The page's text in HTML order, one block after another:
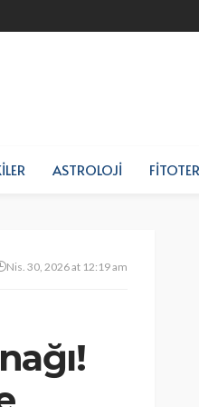
ASTROLOJI
Nis. 30, 2026 at 12:19 am